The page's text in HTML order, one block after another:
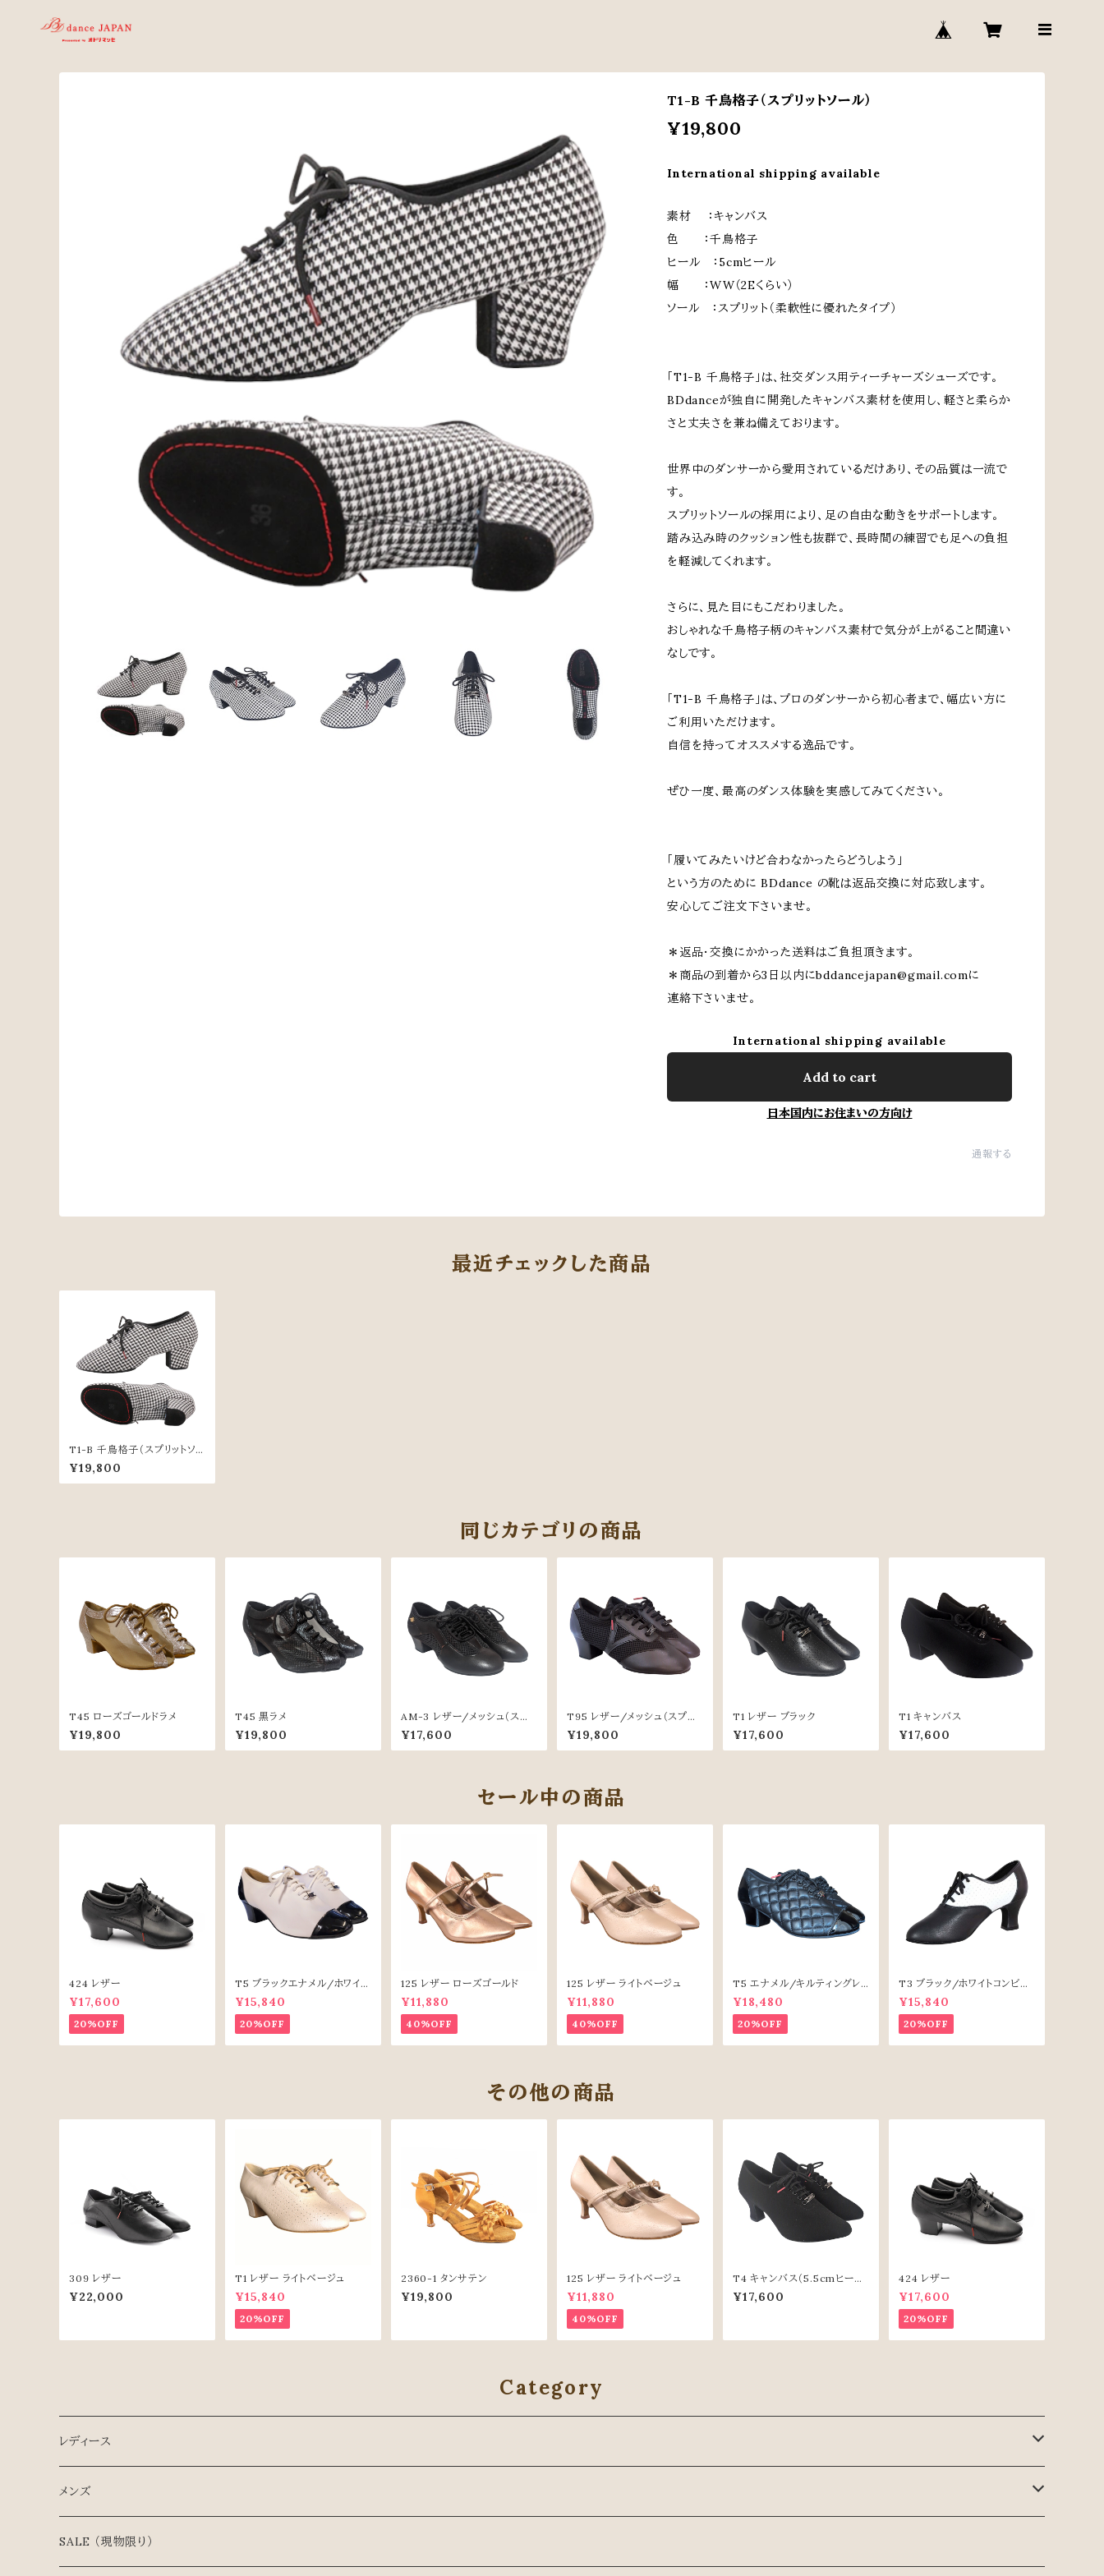
T1-B 千鳥格子（スプリットソール）
¥19,800
International shipping available
素材 ：キャンバス
色 ：千鳥格子
ヒール ：5cmヒール
幅 ：WW（2Eくらい）
ソール ：スプリット（柔軟性に優れたタイプ）
「T1-B 千鳥格子」は、社交ダンス用ティーチャーズシューズです。
BDdanceが独自に開発したキャンバス素材を使用し、軽さと柔らか
さと丈夫さを兼ね備えております。
世界中のダンサーから愛用されているだけあり、その品質は一流で
す。
スプリットソールの採用により、足の自由な動きをサポートします。
踏み込み時のクッション性も抜群で、長時間の練習でも足への負担
を軽減してくれます。
さらに、見た目にもこだわりました。
おしゃれな千鳥格子柄のキャンバス素材で気分が上がること間違い
なしです。
「T1-B 千鳥格子」は、プロのダンサーから初心者まで、幅広い方に
ご利用いただけます。
自信を持ってオススメする逸品です。
ぜひ一度、最高のダンス体験を実感してみてください。
「履いてみたいけど合わなかったらどうしよう」
という方のために BDdance の靴は返品交換に対応致します。
安心してご注文下さいませ。
＊返品・交換にかかった送料はご負担頂きます。
＊商品の到着から3日以内にbddancejapan@gmail.comに
連絡下さいませ。
International shipping available
Add to cart
日本国内にお住まいの方向け
通報する
最近チェックした商品
T1-B 千鳥格子（スプリットソー
ル）
¥19,800
同じカテゴリの商品
T45 ローズゴールドラメ
¥19,800
T45 黒ラメ
¥19,800
AM-3 レザー/メッシュ（スプ
リットソール）
¥17,600
T95 レザー/メッシュ（スプリ
ットソール）
¥19,800
T1 レザー ブラック
¥17,600
T1 キャンバス
¥17,600
セール中の商品
424 レザー
¥17,600
20%OFF
T5 ブラックエナメル/ホワイト
レザー
¥15,840
20%OFF
125 レザー ローズゴールド
¥11,880
40%OFF
125 レザー ライトベージュ
¥11,880
40%OFF
T5 エナメル/キルティングレ
ザー
¥18,480
20%OFF
T3 ブラック/ホワイトコンビシ
ューズ（6.5cm安定ヒール）
¥15,840
20%OFF
その他の商品
309 レザー
¥22,000
T1 レザー ライトベージュ
¥15,840
20%OFF
2360-1 タンサテン
¥19,800
125 レザー ライトベージュ
¥11,880
40%OFF
T4 キャンバス（5.5cmヒー
ル）
¥17,600
424 レザー
¥17,600
20%OFF
Category
レディース
スタンダード
ラテン
メンズ
スタンダード
SALE （現物限り）